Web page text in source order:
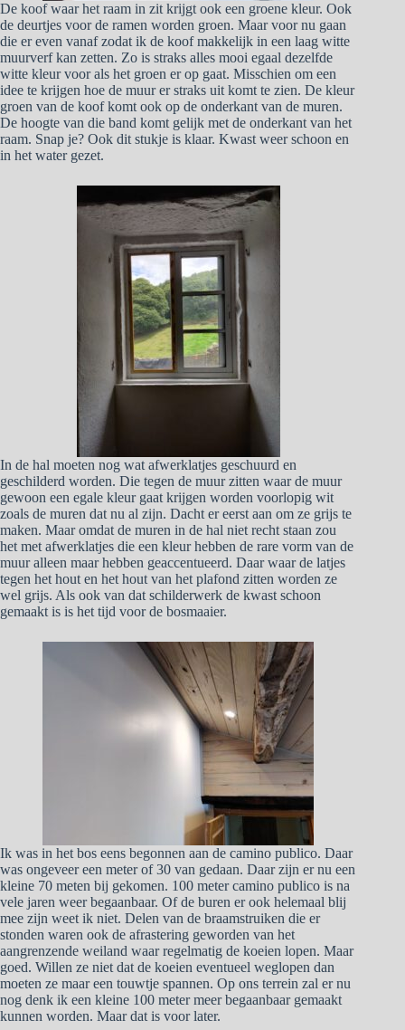
De koof waar het raam in zit krijgt ook een groene kleur. Ook
de deurtjes voor de ramen worden groen. Maar voor nu gaan
die er even vanaf zodat ik de koof makkelijk in een laag witte
muurverf kan zetten. Zo is straks alles mooi egaal dezelfde
witte kleur voor als het groen er op gaat. Misschien om een
idee te krijgen hoe de muur er straks uit komt te zien. De kleur
groen van de koof komt ook op de onderkant van de muren.
De hoogte van die band komt gelijk met de onderkant van het
raam. Snap je? Ook dit stukje is klaar. Kwast weer schoon en
in het water gezet.
In de hal moeten nog wat afwerklatjes geschuurd en
geschilderd worden. Die tegen de muur zitten waar de muur
gewoon een egale kleur gaat krijgen worden voorlopig wit
zoals de muren dat nu al zijn. Dacht er eerst aan om ze grijs te
maken. Maar omdat de muren in de hal niet recht staan zou
het met afwerklatjes die een kleur hebben de rare vorm van de
muur alleen maar hebben geaccentueerd. Daar waar de latjes
tegen het hout en het hout van het plafond zitten worden ze
wel grijs. Als ook van dat schilderwerk de kwast schoon
gemaakt is is het tijd voor de bosmaaier.
Ik was in het bos eens begonnen aan de camino publico. Daar
was ongeveer een meter of 30 van gedaan. Daar zijn er nu een
kleine 70 meten bij gekomen. 100 meter camino publico is na
vele jaren weer begaanbaar. Of de buren er ook helemaal blij
mee zijn weet ik niet. Delen van de braamstruiken die er
stonden waren ook de afrastering geworden van het
aangrenzende weiland waar regelmatig de koeien lopen. Maar
goed. Willen ze niet dat de koeien eventueel weglopen dan
moeten ze maar een touwtje spannen. Op ons terrein zal er nu
nog denk ik een kleine 100 meter meer begaanbaar gemaakt
kunnen worden. Maar dat is voor later.